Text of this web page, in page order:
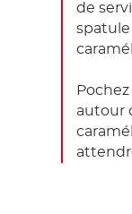
de
autour